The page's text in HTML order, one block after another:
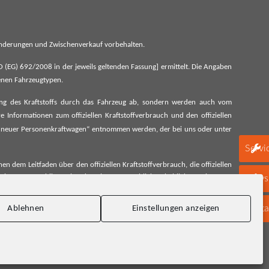
Ablehnen Einstellungen anzeigen
und Zwischenverkauf vorbehalten.
692/2008 in der jeweils geltenden Fassung] ermittelt. Die Angaben
Fahrzeugtypen.
des Kraftstoffs durch das Fahrzeug ab, sondern werden auch vom
Informationen zum offiziellen Kraftstoffverbrauch und den offiziellen
Personenkraftwagen“ entnommen werden, der bei uns oder unter
dem Leitfaden über den offiziellen Kraftstoffverbrauch, die offiziellen
Automobil Treuhand GmbH unentgeltlich erhältlich, sowie unter